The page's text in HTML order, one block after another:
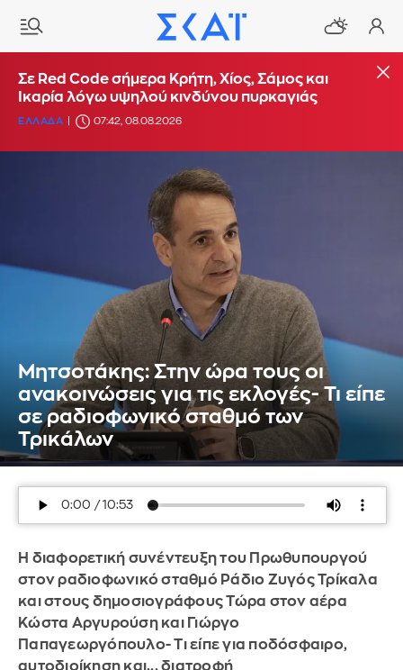
Σε Red Code σήμερα Κρήτη, Χίος, Σάμος και
Ικαρία λόγω υψηλού κινδύνου πυρκαγιάς
ΕΛΛΑΔΑ 07:42, 08.08.2026
Μητσοτάκης: Στην ώρα τους οι
ανακοινώσεις για τις εκλογές- Τι είπε
σε ραδιοφωνικό σταθμό των
Τρικάλων
Η διαφορετική συνέντευξη του Πρωθυπουργού
στον ραδιοφωνικό σταθμό Ράδιο Ζυγός Τρίκαλα
και στους δημοσιογράφους Τώρα στον αέρα
Κώστα Αργυρούση και Γιώργο
Παπαγεωργόπουλο- Τι είπε για ποδόσφαιρο,
αυτοδιοίκηση και... διατροφή